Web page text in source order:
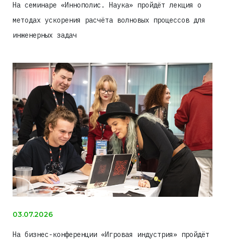
На семинаре «Иннополис. Наука» пройдёт лекция о
методах ускорения расчёта волновых процессов для
инженерных задач
03.07.2026
На бизнес-конференции «Игровая индустрия» пройдёт